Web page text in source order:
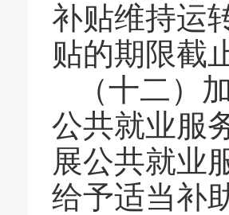
补贴维持运
贴的期限截
（十二）
公共就业服
展公共就业
给予适当补